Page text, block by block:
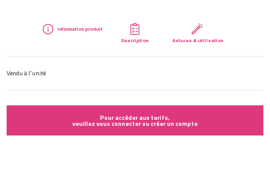
Information produit
Description
Astuces & utilisation
Vendu à l'unité
Pour accéder aux tarifs,
veuillez vous connecter ou créer un compte